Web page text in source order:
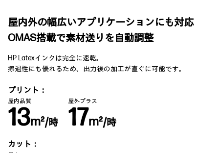
屋内外の幅広いアプリケーションにも対応
OMAS搭載で素材送りを自動調整
HP Latexインクは完全に速乾。
擦過性にも優れるため、出力後の加工が直ぐに可能です。
プリント：
屋内品質
13m²/時
屋外プラス
17m²/時
カット：